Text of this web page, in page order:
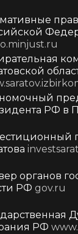
РФ в
органов
РФ gov.ru
РФ